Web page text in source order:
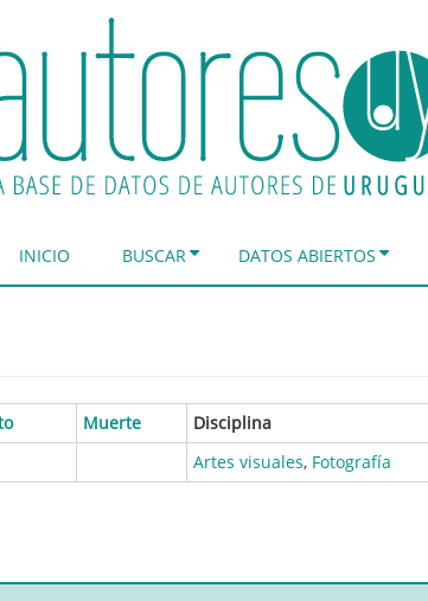
INICIO BUSCAR DATOS ABIERTOS
Muerte Disciplina
Artes visuales, Fotografía